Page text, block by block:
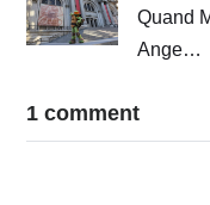
Quand
Ange…
1 comment